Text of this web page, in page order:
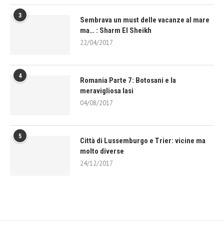
3
Sembrava un must delle vacanze al mare
ma… : Sharm El Sheikh
22/04/2017
4
Romania Parte 7: Botosani e la
meravigliosa Iasi
04/08/2017
5
Città di Lussemburgo e Trier: vicine ma
molto diverse
24/12/2017